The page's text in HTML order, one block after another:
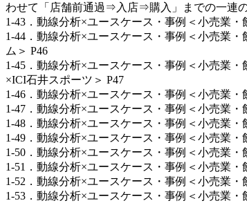
わせて「店舗前通過⇒入店⇒購入」までの一連
1-43．動線分析×ユースケース・事例＜小売業
1-44．動線分析×ユースケース・事例＜小売業
ム＞ P46
1-45．動線分析×ユースケース・事例＜小売業
×ICI石井スポーツ＞ P47
1-46．動線分析×ユースケース・事例＜小売業
1-47．動線分析×ユースケース・事例＜小売業
1-48．動線分析×ユースケース・事例＜小売業
1-49．動線分析×ユースケース・事例＜小売業
1-50．動線分析×ユースケース・事例＜小売業
1-51．動線分析×ユースケース・事例＜小売業
1-52．動線分析×ユースケース・事例＜小売業
1-53．動線分析×ユースケース・事例＜小売業